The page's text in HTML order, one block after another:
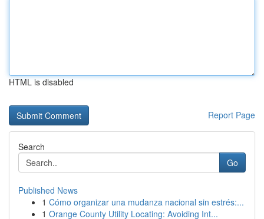
HTML is disabled
Report Page
Search
Go
Published News
1 Cómo organizar una mudanza nacional sin estrés:...
1 Orange County Utility Locating: Avoiding Int...